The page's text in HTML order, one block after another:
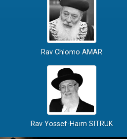
Rav Chlomo AMAR
Rav Yossef-Haïm SITRUK